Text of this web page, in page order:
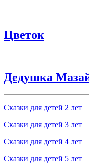
Цветок
Дедушка
Сказки для детей 2 лет
Сказки для детей 3 лет
Сказки для детей 4 лет
Сказки для детей 5 лет